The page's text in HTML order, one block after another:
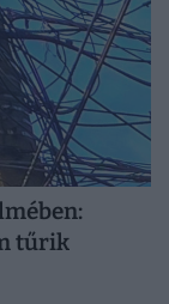
tűrik